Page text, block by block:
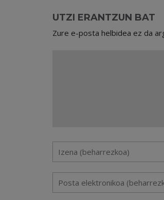
UTZI ERANTZUN BAT
Zure e-posta helbidea ez da